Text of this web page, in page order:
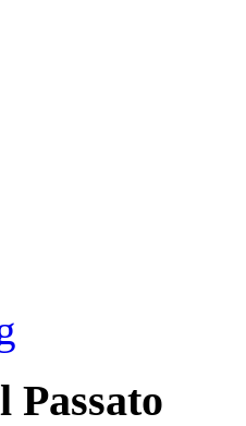
Passato